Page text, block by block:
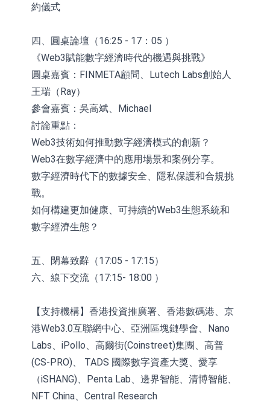
約儀式
四、圓桌論壇（16:25 - 17：05 ）
《Web3賦能數字經濟時代的機遇與挑戰》
圓桌嘉賓：FINMETA顧問、Lutech Labs創始人
王瑞（Ray）
參會嘉賓：吳高斌、Michael
討論重點：
Web3技術如何推動數字經濟模式的創新？
Web3在數字經濟中的應用場景和案例分享。
數字經濟時代下的數據安全、隱私保護和合規挑
戰。
如何構建更加健康、可持續的Web3生態系統和
數字經濟生態？
五、閉幕致辭（17:05 - 17:15）
六、線下交流（17:15- 18:00 ）
【支持機構】香港投資推廣署、香港數碼港、京
港Web3.0互聯網中心、亞洲區塊鏈學會、Nano
Labs、iPollo、高爾街(Coinstreet)集團、高普
(CS-PRO)、 TADS 國際數字資產大獎、愛享
（iSHANG)、Penta Lab、邊界智能、清博智能、
NFT China、Central Research